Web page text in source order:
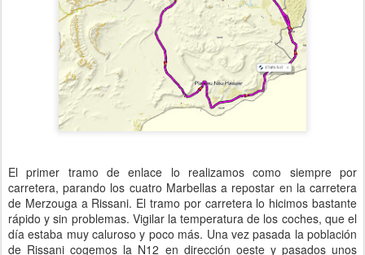
El primer tramo de enlace lo realizamos como siempre por
carretera, parando los cuatro Marbellas a repostar en la carretera
de Merzouga a Rissani. El tramo por carretera lo hicimos bastante
rápido y sin problemas. Vigilar la temperatura de los coches, que el
día estaba muy caluroso y poco más. Una vez pasada la población
de Rissani cogemos la N12 en dirección oeste y pasados unos